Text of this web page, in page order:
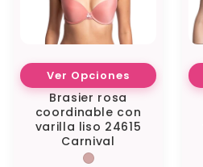
Brasier rosa
coordinable con
varilla liso 24615
Carnival
Ver Opciones